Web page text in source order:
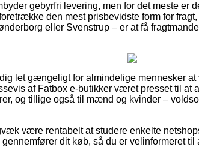
gebyrfri levering, men for det meste er
den mest prisbevidste form for
eller Svenstrup – er at få
let gængeligt for almindelige mennesker
af Fatbox e-butikker været presset til
og tillige også til mænd og kvinder –
være rentabelt at studere enkelte
dit køb, så du er velinformeret